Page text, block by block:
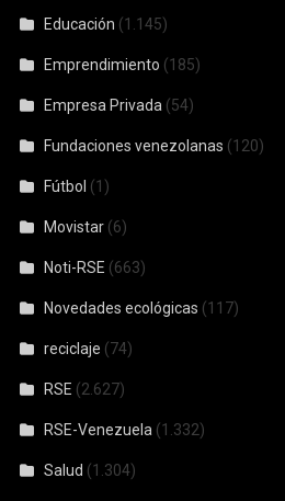
Educación (1.145)
Emprendimiento (185)
Empresa Privada (54)
Fundaciones venezolanas (120)
Fútbol (1)
Movistar (6)
Noti-RSE (663)
Novedades ecológicas (117)
reciclaje (74)
RSE (2.627)
RSE-Venezuela (1.332)
Salud (1.304)